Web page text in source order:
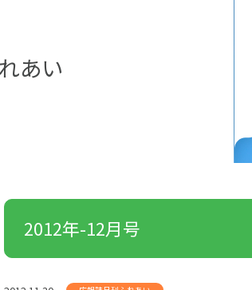
あい
2012年-12月号